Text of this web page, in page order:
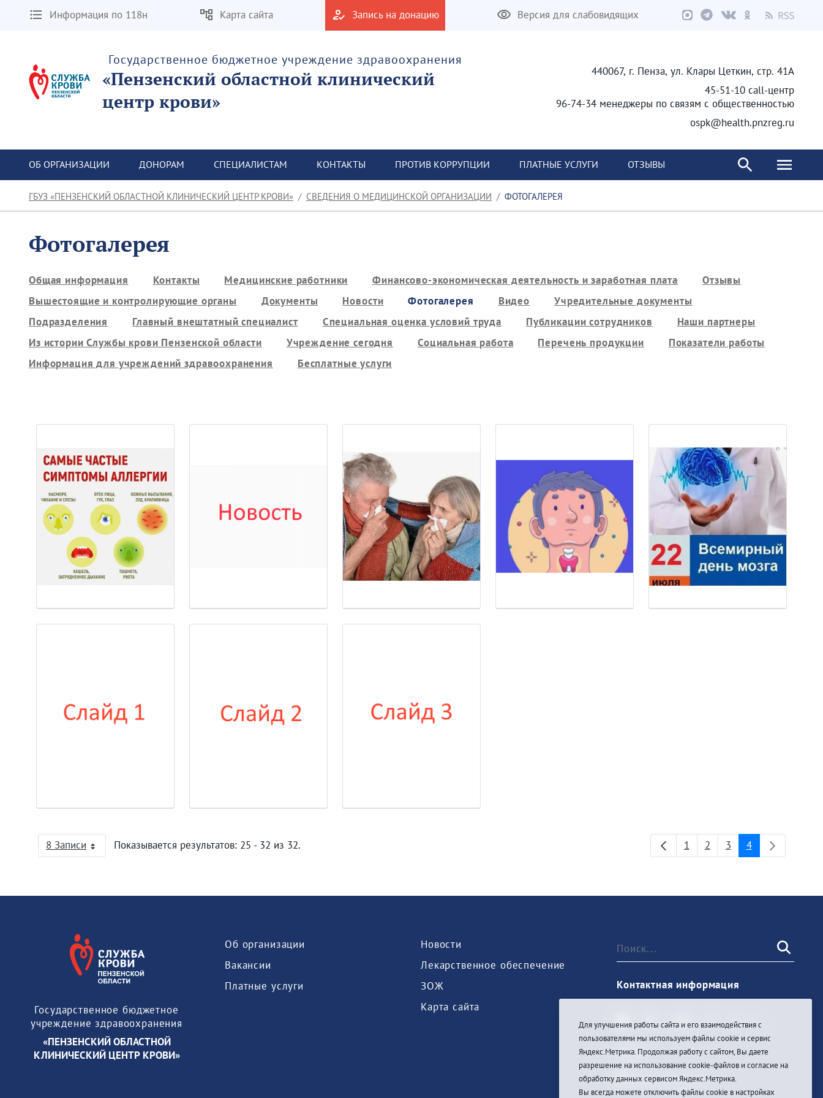
Информация по 118н Карта сайта Запись на донацию Версия для слабовидящих
Государственное бюджетное учреждение здравоохранения
«Пензенский областной клинический
центр крови»
440067, г. Пенза, ул. Клары Цеткин, стр. 41А
45-51-10 call-центр
96-74-34 менеджеры по связям с общественностью
ospk@health.pnzreg.ru
ОБ ОРГАНИЗАЦИИ ДОНОРАМ СПЕЦИАЛИСТАМ КОНТАКТЫ ПРОТИВ КОРРУПЦИИ ПЛАТНЫЕ УСЛУГИ ОТЗЫВЫ
ГБУЗ «ПЕНЗЕНСКИЙ ОБЛАСТНОЙ КЛИНИЧЕСКИЙ ЦЕНТР КРОВИ» СВЕДЕНИЯ О МЕДИЦИНСКОЙ ОРГАНИЗАЦИИ ФОТОГАЛЕРЕЯ
Фотогалерея
Общая информация Контакты Медицинские работники Финансово-экономическая деятельность и заработная плата
Отзывы
Вышестоящие и контролирующие органы
Документы Новости Фотогалерея Видео
Учредительные документы
Подразделения
Главный внештатный специалист Специальная оценка условий труда Публикации сотрудников
Наши партнеры
Из истории Службы крови Пензенской области
Учреждение сегодня Социальная работа Перечень продукции
Показатели работы
Информация для учреждений здравоохранения
Бесплатные услуги
8 ЗаписиНа страницуПоказывается результатов: 25 - 32 из 32. Страница
1 Страница
2 Страница
3 Страница
4
Государственное бюджетное
учреждение здравоохранения
«ПЕНЗЕНСКИЙ ОБЛАСТНОЙ
КЛИНИЧЕСКИЙ ЦЕНТР КРОВИ»
Об организации
Вакансии
Платные услуги
Новости
Лекарственное обеспечение
ЗОЖ
Карта сайта
Контактная информация
Войти
Для улучшения работы сайта и его взаимодействия с
пользователями мы используем файлы cookie и сервис
Яндекс.Метрика. Продолжая работу с сайтом, Вы даете
разрешение на использование cookie-файлов и согласие на
обработку данных сервисом Яндекс.Метрика.
Вы всегда можете отключить файлы cookie в настройках